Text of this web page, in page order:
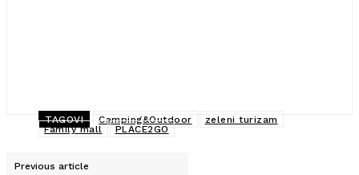
TAGOVI Camping&Outdoor
zeleni turizam
Family mall
PLACE2GO
Previous article